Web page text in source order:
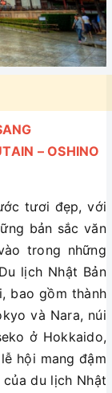
– OSHINO
tươi đẹp, với
bản sắc văn
trong những
lịch Nhật Bản
bao gồm thành
và Nara, núi
ở Hokkaido,
hội mang đậm
du lịch Nhật